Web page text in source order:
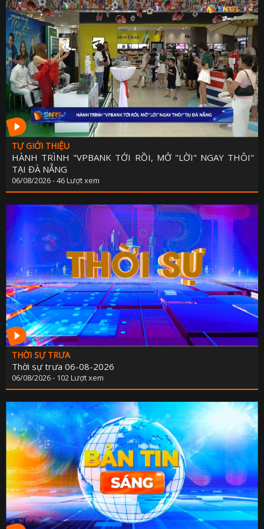
TỰ GIỚI THIỆU
HÀNH TRÌNH "VPBANK TỚI RỒI, MỞ "LỜI" NGAY THÔI"
TẠI ĐÀ NẴNG
06/08/2026 - 46 Lượt xem
THỜI SỰ TRƯA
Thời sự trưa 06-08-2026
06/08/2026 - 102 Lượt xem